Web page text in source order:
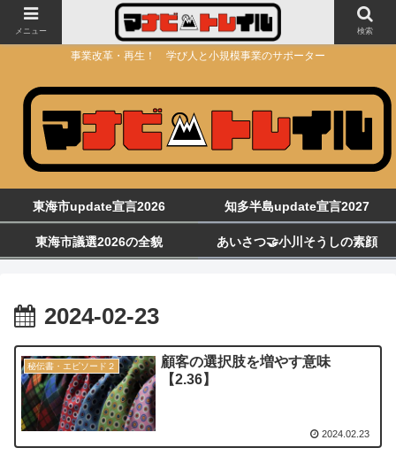
事業改革・再生！ 学び人と小規模事業のサポーター
東海市update宣言2026 知多半島update宣言2027
東海市議選2026の全貌 あいさつ🤝小川そうしの素顔
2024-02-23
秘伝書・エピソード２
顧客の選択肢を増やす意味
【2.36】
2024.02.23
メニュー 検索